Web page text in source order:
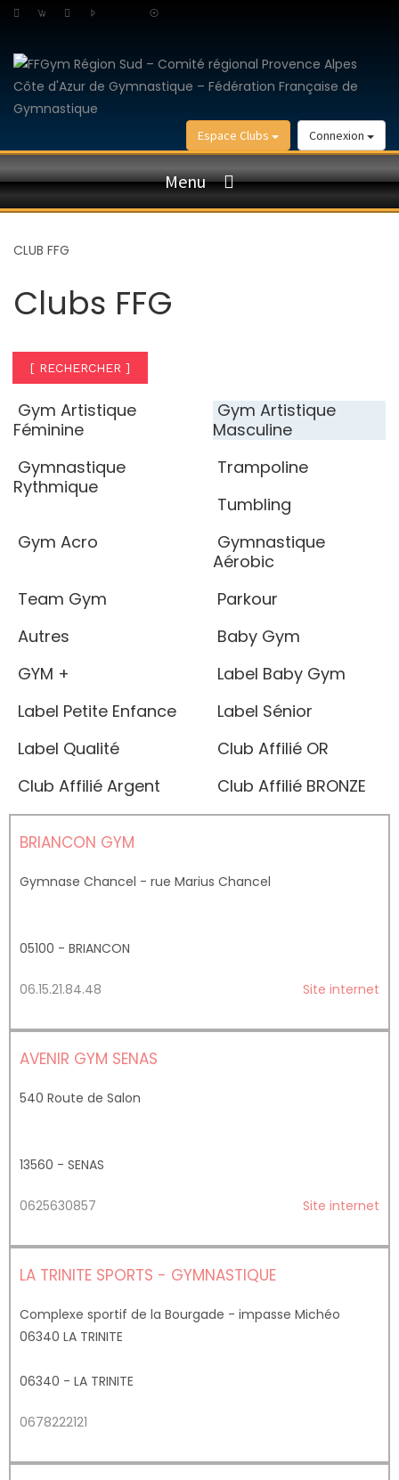
Connexion
Espace Clubs
Menu
CLUB FFG
Clubs FFG
[ RECHERCHER ]
Gym Artistique
Féminine
Gym Artistique
Masculine
Gymnastique
Rythmique
Trampoline
Tumbling
Gym Acro
Gymnastique
Aérobic
Team Gym
Parkour
Autres
Baby Gym
GYM +
Label Baby Gym
Label Petite Enfance
Label Sénior
Label Qualité
Club Affilié OR
Club Affilié Argent
Club Affilié BRONZE
BRIANCON GYM
Gymnase Chancel - rue Marius Chancel
05100 - BRIANCON
Site internet
06.15.21.84.48
AVENIR GYM SENAS
540 Route de Salon
13560 - SENAS
Site internet
0625630857
LA TRINITE SPORTS - GYMNASTIQUE
Complexe sportif de la Bourgade - impasse Michéo
06340 LA TRINITE
06340 - LA TRINITE
0678222121